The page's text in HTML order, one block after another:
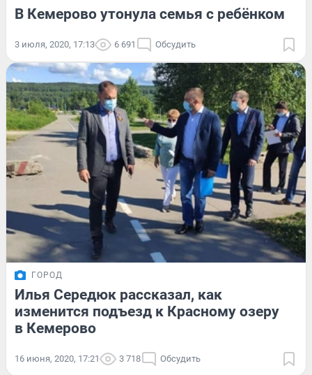
В Кемерово утонула семья с ребёнком
3 июля, 2020, 17:13 6 691 Обсудить
ГОРОД
Илья Середюк рассказал, как
изменится подъезд к Красному озеру
в Кемерово
16 июня, 2020, 17:21 3 718 Обсудить